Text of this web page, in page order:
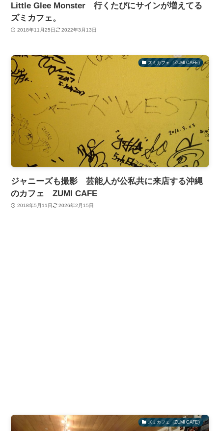
Little Glee Monster 行くたびにサインが増えてる
ズミカフェ。
2018年11月25日 2022年3月13日
ズミカフェ（ZUMI CAFE)
ジャニーズも撮影 芸能人が公私共に来店する沖縄
のカフェ ZUMI CAFE
2018年5月11日 2026年2月15日
ズミカフェ（ZUMI CAFE)